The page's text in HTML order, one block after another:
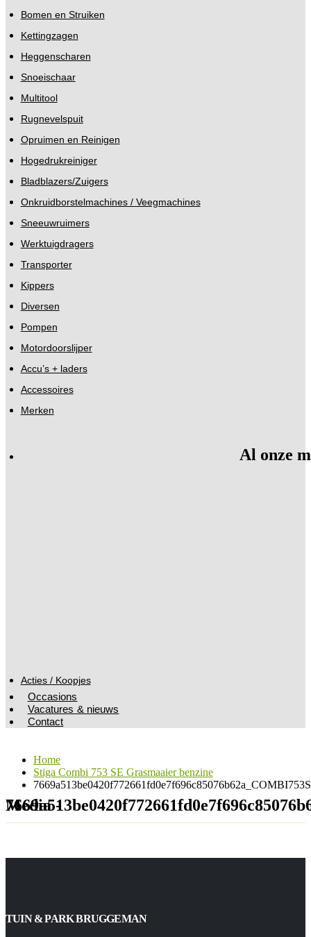
Bomen en Struiken
Kettingzagen
Heggenscharen
Snoeischaar
Multitool
Rugnevelspuit
Opruimen en Reinigen
Hogedrukreiniger
Bladblazers/Zuigers
Onkruidborstelmachines / Veegmachines
Sneeuwruimers
Werktuigdragers
Transporter
Kippers
Diversen
Pompen
Motordoorslijper
Accu’s + laders
Accessoires
Merken
Al onze
Acties / Koopjes
Occasions
Vacatures & nieuws
Contact
Home
Stiga Combi 753 SE Grasmaaier benzine
Media -
TUIN & PARK BRUGGEMAN